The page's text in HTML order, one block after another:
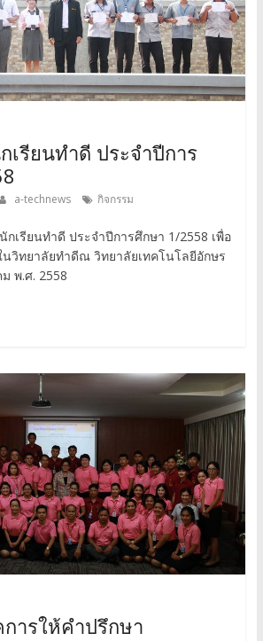
เรียนทำดี ประจำปีการ
a-technews กิจกรรม
กเรียนทำดี ประจำปีการศึกษา 1/2558 เพื่อ
นวิทยาลัยทำดีณ วิทยาลัยเทคโนโลยีอักษร
พ.ศ. 2558
ารให้คำปรึกษา